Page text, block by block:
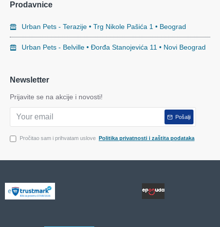
Prodavnice
Urban Pets - Terazije • Trg Nikole Pašića 1 • Beograd
Urban Pets - Belville • Đorđa Stanojevića 11 • Novi Beograd
Newsletter
Prijavite se na akcije i novosti!
Pošalji
Pročitao sam i prihvatam uslove Politika privatnosti i zaštita podataka